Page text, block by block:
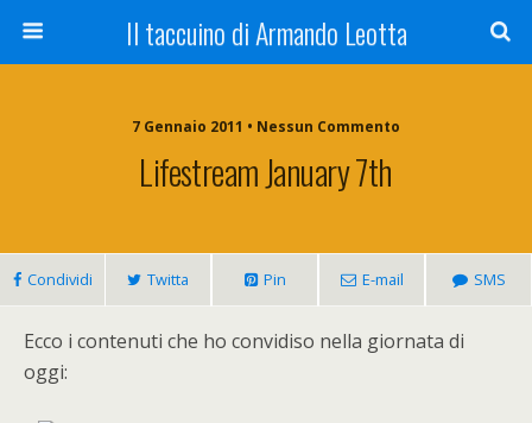
Il taccuino di Armando Leotta
7 Gennaio 2011 • Nessun Commento
Lifestream January 7th
Condividi Twitta Pin E-mail SMS
Ecco i contenuti che ho convidiso nella giornata di
oggi: